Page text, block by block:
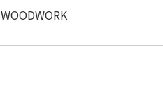
WOODWORK